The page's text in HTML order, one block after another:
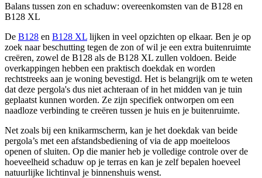
Balans tussen zon en schaduw: overeenkomsten van de B128 en
B128 XL
De B128 en B128 XL lijken in veel opzichten op elkaar. Ben je op
zoek naar beschutting tegen de zon of wil je een extra buitenruimte
creëren, zowel de B128 als de B128 XL zullen voldoen. Beide
overkappingen hebben een praktisch doekdak en worden
rechtstreeks aan je woning bevestigd. Het is belangrijk om te weten
dat deze pergola's dus niet achteraan of in het midden van je tuin
geplaatst kunnen worden. Ze zijn specifiek ontworpen om een
naadloze verbinding te creëren tussen je huis en je buitenruimte.
Net zoals bij een knikarmscherm, kan je het doekdak van beide
pergola’s met een afstandsbediening of via de app moeiteloos
openen of sluiten. Op die manier heb je volledige controle over de
hoeveelheid schaduw op je terras en kan je zelf bepalen hoeveel
natuurlijke lichtinval je binnenshuis wenst.